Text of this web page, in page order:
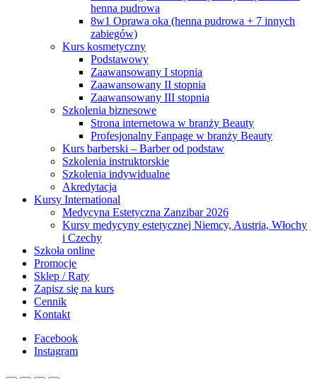
henna pudrowa
8w1 Oprawa oka (henna pudrowa + 7 innych
zabiegów)
Kurs kosmetyczny
Podstawowy
Zaawansowany I stopnia
Zaawansowany II stopnia
Zaawansowany III stopnia
Szkolenia biznesowe
Strona internetowa w branży Beauty
Profesjonalny Fanpage w branży Beauty
Kurs barberski – Barber od podstaw
Szkolenia instruktorskie
Szkolenia indywidualne
Akredytacja
Kursy International
Medycyna Estetyczna Zanzibar 2026
Kursy medycyny estetycznej Niemcy, Austria, Włochy
i Czechy
Szkoła online
Promocje
Sklep / Raty
Zapisz się na kurs
Cennik
Kontakt
Facebook
Instagram